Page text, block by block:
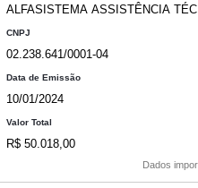
ALFASISTEMA ASSISTÊNCIA
CNPJ
02.238.641/0001-04
Data de Emissão
10/01/2024
Valor Total
R$ 50.018,00
Dados